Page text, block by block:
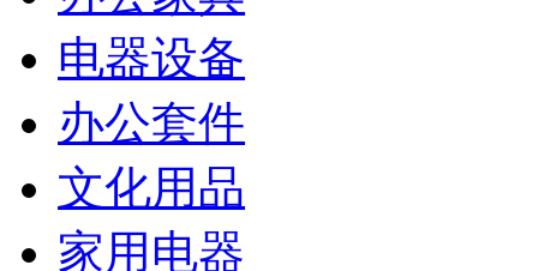
电器设备
办公套件
文化用品
家用电器